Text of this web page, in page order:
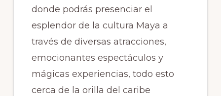
donde podrás presenciar el
esplendor de la cultura Maya a
través de diversas atracciones,
emocionantes espectáculos y
mágicas experiencias, todo esto
cerca de la orilla del caribe